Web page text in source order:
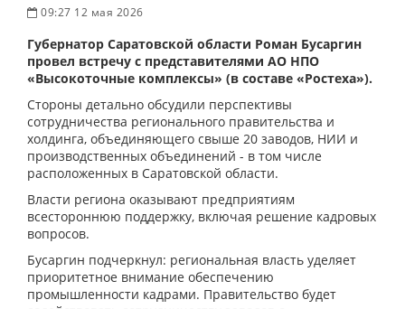
09:27 12 мая 2026
Губернатор Саратовской области Роман Бусаргин
провел встречу с представителями АО НПО
«Высокоточные комплексы» (в составе «Ростеха»).
Стороны детально обсудили перспективы
сотрудничества регионального правительства и
холдинга, объединяющего свыше 20 заводов, НИИ и
производственных объединений - в том числе
расположенных в Саратовской области.
Власти региона оказывают предприятиям
всестороннюю поддержку, включая решение кадровых
вопросов.
Бусаргин подчеркнул: региональная власть уделяет
приоритетное внимание обеспечению
промышленности кадрами. Правительство будет